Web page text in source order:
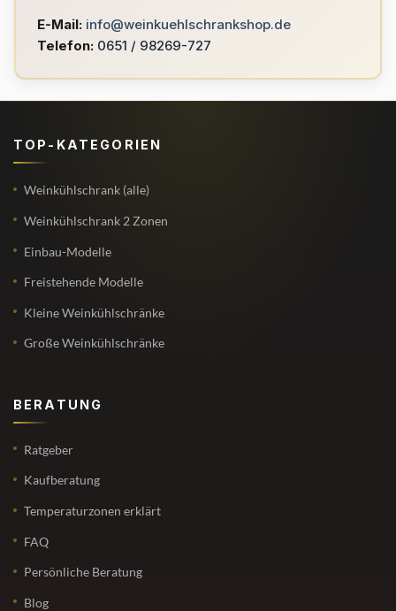
E-Mail: info@weinkuehlschrankshop.de
Telefon: 0651 / 98269-727
TOP-KATEGORIEN
Weinkühlschrank (alle)
Weinkühlschrank 2 Zonen
Einbau-Modelle
Freistehende Modelle
Kleine Weinkühlschränke
Große Weinkühlschränke
BERATUNG
Ratgeber
Kaufberatung
Temperaturzonen erklärt
FAQ
Persönliche Beratung
Blog